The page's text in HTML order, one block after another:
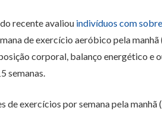
recente avaliou indivíduos com
de exercício aeróbico pela
corporal, balanço energético e
semanas.
exercícios por semana pela manhã